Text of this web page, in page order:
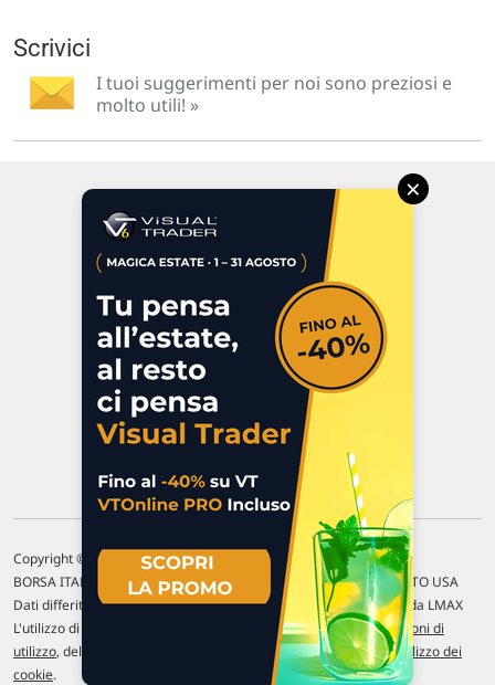
Scrivici
I tuoi suggerimenti per noi sono preziosi e
molto utili! »
Via Macanno, 38/A
47923 Rimini
P.IVA 02 452 460 401
Chi siamo
Commenti e segnalazioni
Contattaci
Copyright © 1996-2026 Traderlink Italia s.r.l.
BORSA ITALIANA Quotazioni di borsa differite di 15 min. / MERCATO USA
Dati differiti di 15 min. (fonte Intrinio) / FOREX Quotazioni fornite da LMAX
L'utilizzo di questo sito implica l'accettazione delle nostreCondizioni di
utilizzo, del Politiche sulla privacye dell'Utilizzo dei
cookie.
×